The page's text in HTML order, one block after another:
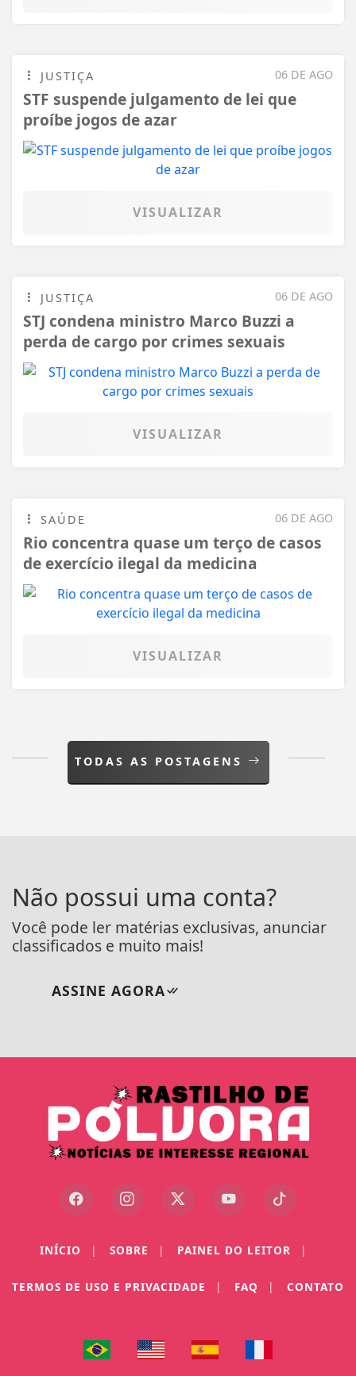
06 DE AGO
JUSTIÇA
STF suspende julgamento de lei que
proíbe jogos de azar
VISUALIZAR
06 DE AGO
JUSTIÇA
STJ condena ministro Marco Buzzi a
perda de cargo por crimes sexuais
VISUALIZAR
06 DE AGO
SAÚDE
Rio concentra quase um terço de casos
de exercício ilegal da medicina
VISUALIZAR
TODAS AS POSTAGENS
Não possui uma conta?
Você pode ler matérias exclusivas, anunciar
classificados e muito mais!
ASSINE AGORA
INÍCIO | SOBRE | PAINEL DO LEITOR |
TERMOS DE USO E PRIVACIDADE | FAQ | CONTATO